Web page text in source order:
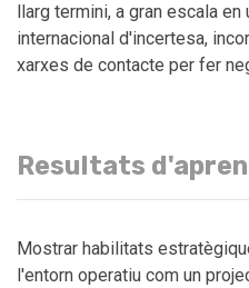
llarg termini, a gran escala
internacional d'incertesa,
xarxes de contacte per fer
Resultats
Mostrar habilitats
l'entorn operatiu com un